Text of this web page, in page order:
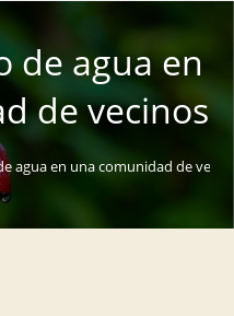
de agua en
de vecinos
agua en una comunidad de